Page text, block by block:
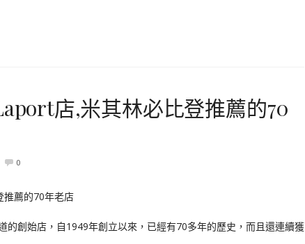
店,米其林必比登推薦的70
0
的創始店，自1949年創立以來，已經有70多年的歷史，而且還連續獲